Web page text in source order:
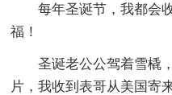
每年圣诞节，我都会
福！
圣诞老公公驾着雪橇
片，我收到表哥从美国寄